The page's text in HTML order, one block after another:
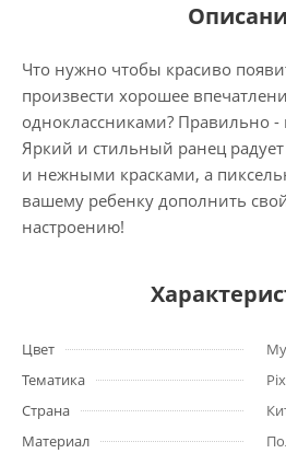
Что нужно чтобы красиво
произвести хорошее
одноклассниками? Правильно
Яркий и стильный ранец
и нежными красками, а
вашему ребенку дополнить
настроению!
Цвет
Тематика
Страна
Материал